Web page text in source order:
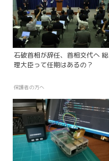
石破首相が辞任、首相交代へ 総
理大臣って任期はあるの？
保護者の方へ